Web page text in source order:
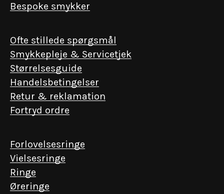
Bespoke smykker
Ofte stillede spørgsmål
Smykkepleje & Servicetjek
Størrelsesguide
Handelsbetingelser
Retur & reklamation
Fortryd ordre
Forlovelsesringe
Vielsesringe
Ringe
Øreringe